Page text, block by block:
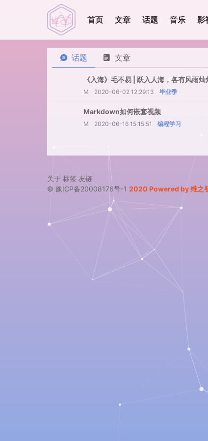
首页 文章 话题 音乐 影
话题 文章
《入海》毛不易 | 跃入人海，各有风雨灿
M 2020-06-02 12:29:13 毕业季
Markdown如何嵌套视频
M 2020-06-16 15:15:51 编程学习
关于 标签 友链
© 豫ICP备20008176号-1 2020 Powered by 维之